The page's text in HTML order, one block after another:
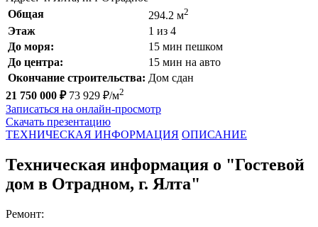
Общая
294.2 м2
Этаж
1 из 4
До моря:
15 мин пешком
До центра:
15 мин на авто
Окончание строительства: Дом сдан
21 750 000 ₽ 73 929 ₽/м2
Записаться на онлайн-просмотр
Скачать презентацию
ТЕХНИЧЕСКАЯ ИНФОРМАЦИЯ ОПИСАНИЕ
Техническая информация о "Гостевой
дом в Отрадном, г. Ялта"
Ремонт: